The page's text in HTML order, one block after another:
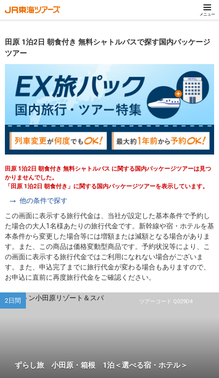
メニュー
田原 1泊2日 朝食付き 無料シャトルバスで探す国内パッケージ
ツアー
田原 1泊2日 朝食付き 無料シャトルバス に関する国内パッケージツアーは見つ
かりませんでした。
「田原 1泊2日 朝食付き」に関する国内パッケージツアーを表示しています。
他の条件で探す
この画面に表示する旅行代金は、当社が設定した基本条件で予約し
た場合の大人1名様あたりの旅行代金です。新幹線や宿・ホテルを基
本条件から変更した場合等には増額または減額となる場合がありま
す。また、この商品は価格変動型商品です。予約状況等により、こ
の画面に表示する旅行代金ではご利用になれない場合がございま
す。また、申込完了までに旅行代金が変わる場合もありますので、
お申込に直前に再度旅行代金をご確認ください。
ツアーコード Q029D4
2日間
ずらし旅 小田原・箱根 1泊＜選べる宿・ホテル＞